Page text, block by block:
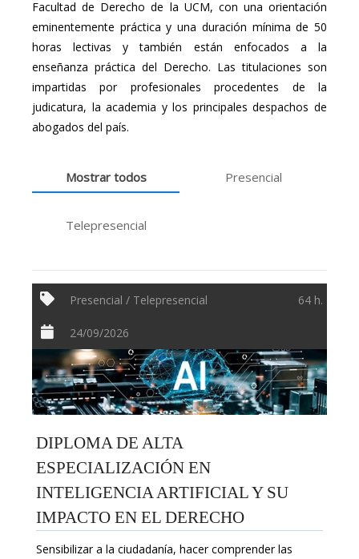
Facultad de Derecho de la UCM, con una orientación
eminentemente práctica y una duración mínima de 50
horas lectivas y también están enfocados a la
enseñanza práctica del Derecho. Las titulaciones son
impartidas por profesionales procedentes de la
judicatura, la academia y los principales despachos de
abogados del país.
Mostrar todos Presencial
Telepresencial
Presencial / Telepresencial 64 h.
24/09/2026
DIPLOMA DE ALTA
ESPECIALIZACIÓN EN
INTELIGENCIA ARTIFICIAL Y SU
IMPACTO EN EL DERECHO
Sensibilizar a la ciudadanía, hacer comprender las